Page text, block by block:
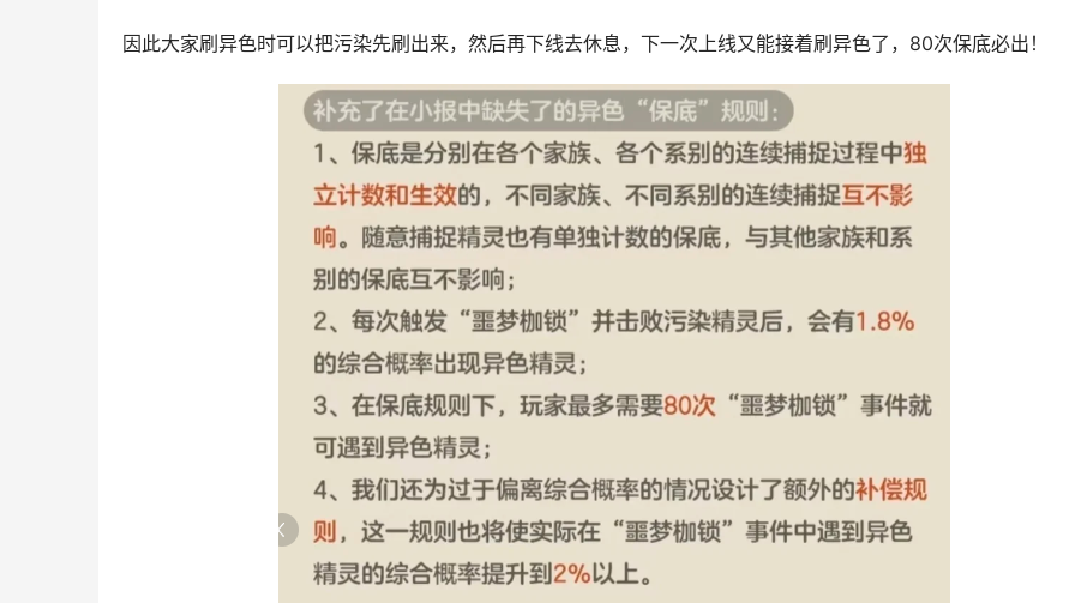
因此大家刷异色时可以把污染先刷出来，然后再下线去休息，下一次上线又能接着刷异色了，80次保底必出！